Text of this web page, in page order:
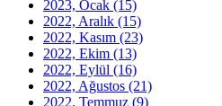
2023, Ocak (15)
2022, Aralık (15)
2022, Kasım (23)
2022, Ekim (13)
2022, Eylül (16)
2022, Ağustos (21)
2022, Temmuz (9)